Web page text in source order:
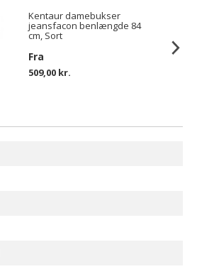
Kentaur damebukser
jeansfacon benlængde 84
cm, Sort
Fra
509,00 kr.